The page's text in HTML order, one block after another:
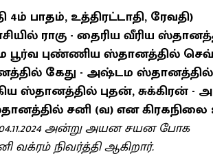
4ம் பாதம், உத்திரட்டாதி, ரேவதி)
ராகு - தைரிய வீரிய
பூர்வ புண்ணிய ஸ்தானத்தில்
கேது - அஷ்டம ஸ்தானத்தில்
ஸ்தானத்தில் புதன், சுக்கிரன் -
சனி (வ) என கிரகநிலை
அன்று அயன சயன போக
வக்ரம் நிவர்த்தி ஆகிறார்.